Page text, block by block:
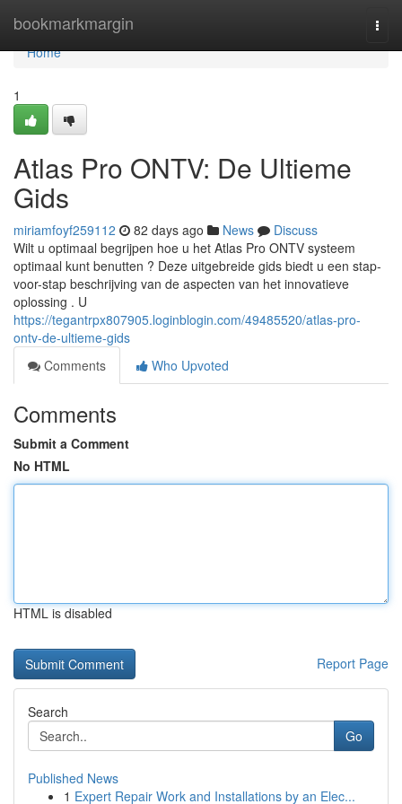
bookmarkmargin
Home
Home
1
Atlas Pro ONTV: De Ultieme
Gids
miriamfoyf259112 82 days ago News
Discuss
Wilt u optimaal begrijpen hoe u het Atlas Pro ONTV systeem
optimaal kunt benutten ? Deze uitgebreide gids biedt u een stap-
voor-stap beschrijving van de aspecten van het innovatieve
oplossing . U
https://tegantrpx807905.loginblogin.com/49485520/atlas-pro-
ontv-de-ultieme-gids
Comments
Who Upvoted
Comments
Submit a Comment
No HTML
HTML is disabled
Report Page
Search
Go
Published News
1 Expert Repair Work and Installations by an Elec...